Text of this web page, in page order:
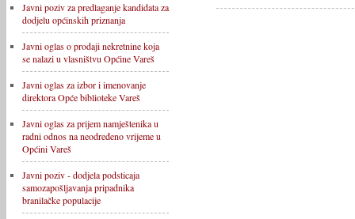
Javni poziv za predlaganje kandidata za
dodjelu općinskih priznanja
Javni oglas o prodaji nekretnine koja
se nalazi u vlasništvu Općine Vareš
Javni oglas za izbor i imenovanje
direktora Opće biblioteke Vareš
Javni oglas za prijem namještenika u
radni odnos na neodređeno vrijeme u
Općini Vareš
Javni poziv - dodjela podsticaja
samozapošljavanja pripadnika
branilačke populacije